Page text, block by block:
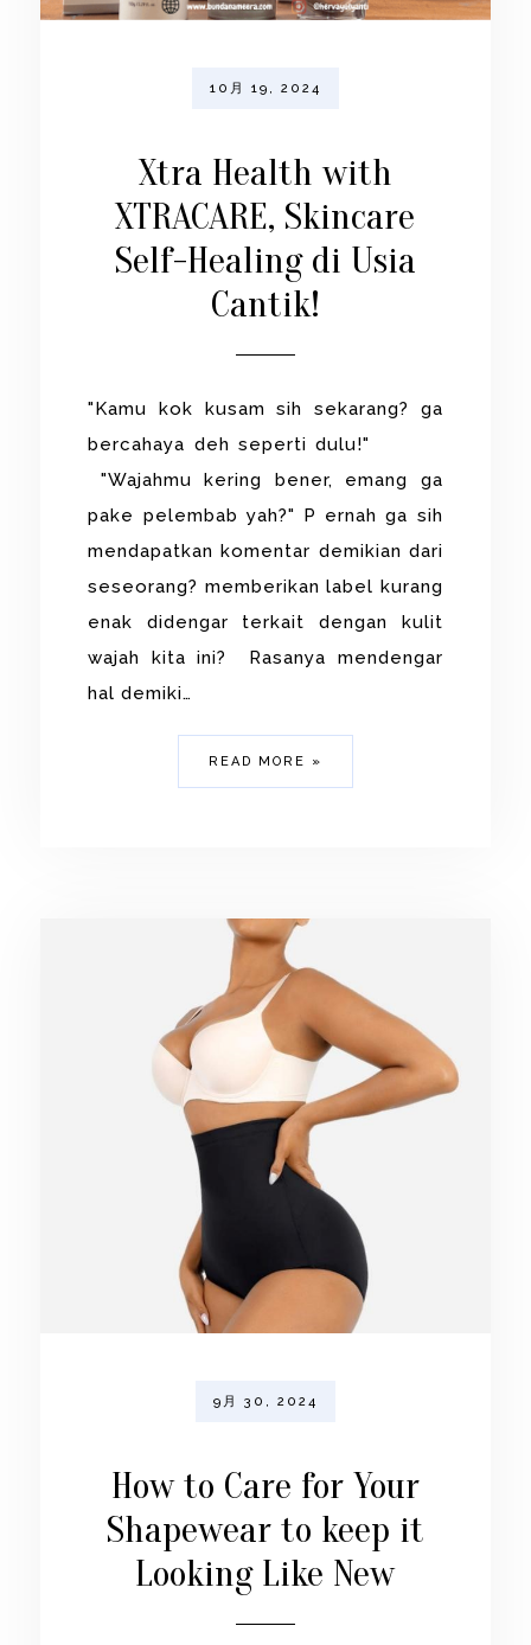
10月 19, 2024
Xtra Health with
XTRACARE, Skincare
Self-Healing di Usia
Cantik!
"Kamu kok kusam sih sekarang? ga
bercahaya deh seperti dulu!"
"Wajahmu kering bener, emang ga
pake pelembab yah?" P ernah ga sih
mendapatkan komentar demikian dari
seseorang? memberikan label kurang
enak didengar terkait dengan kulit
wajah kita ini? Rasanya mendengar
hal demiki…
READ MORE »
9月 30, 2024
How to Care for Your
Shapewear to keep it
Looking Like New